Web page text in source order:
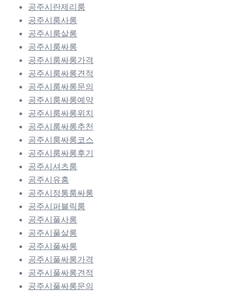
공주시란제리룸
공주시룸사롱
공주시룸살롱
공주시룸싸롱
공주시룸싸롱가격
공주시룸싸롱견적
공주시룸싸롱문의
공주시룸싸롱예약
공주시룸싸롱위치
공주시룸싸롱추천
공주시룸싸롱코스
공주시룸싸롱후기
공주시셔츠룸
공주시유흥
공주시정통룸싸롱
공주시퍼블릭룸
공주시풀사롱
공주시풀살롱
공주시풀싸롱
공주시풀싸롱가격
공주시풀싸롱견적
공주시풀싸롱문의